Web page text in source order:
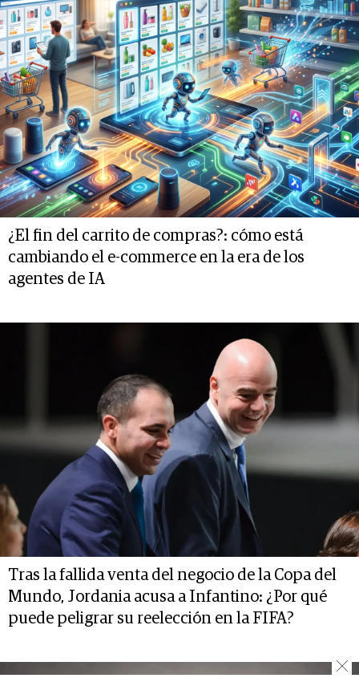
¿El fin del carrito de compras?: cómo está
cambiando el e-commerce en la era de los
agentes de IA
Tras la fallida venta del negocio de la Copa del
Mundo, Jordania acusa a Infantino: ¿Por qué
puede peligrar su reelección en la FIFA?